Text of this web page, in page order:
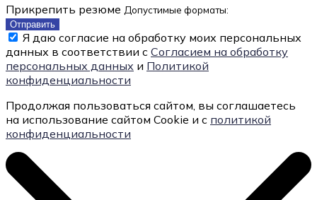
Прикрепить резюме Допустимые форматы:
Отправить
Я даю согласие на обработку моих персональных
данных в соответствии с Согласием на обработку
персональных данных и Политикой
конфиденциальности
Продолжая пользоваться сайтом, вы соглашаетесь
на использование сайтом Cookie и с политикой
конфиденциальности